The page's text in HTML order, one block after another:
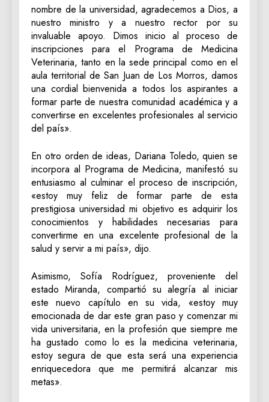
nombre de la universidad, agradecemos a Dios, a
nuestro ministro y a nuestro rector por su
invaluable apoyo. Dimos inicio al proceso de
inscripciones para el Programa de Medicina
Veterinaria, tanto en la sede principal como en el
aula territorial de San Juan de Los Morros, damos
una cordial bienvenida a todos los aspirantes a
formar parte de nuestra comunidad académica y a
convertirse en excelentes profesionales al servicio
del país».
En otro orden de ideas, Dariana Toledo, quien se
incorpora al Programa de Medicina, manifestó su
entusiasmo al culminar el proceso de inscripción,
«estoy muy feliz de formar parte de esta
prestigiosa universidad mi objetivo es adquirir los
conocimientos y habilidades necesarias para
convertirme en una excelente profesional de la
salud y servir a mi país», dijo.
Asimismo, Sofía Rodríguez, proveniente del
estado Miranda, compartió su alegría al iniciar
este nuevo capítulo en su vida, «estoy muy
emocionada de dar este gran paso y comenzar mi
vida universitaria, en la profesión que siempre me
ha gustado como lo es la medicina veterinaria,
estoy segura de que esta será una experiencia
enriquecedora que me permitirá alcanzar mis
metas».